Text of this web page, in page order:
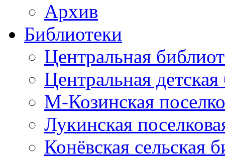
Архив
Библиотеки
Центральная
Центральная
М-Козинская
Лукинская
Конёвская сельская